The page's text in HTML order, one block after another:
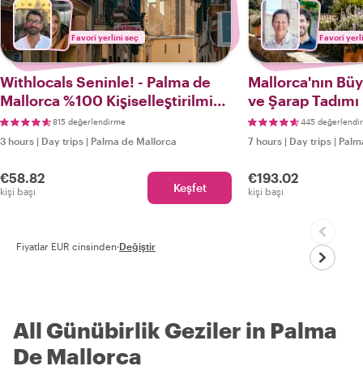
Favori yerlini seç
Withlocals Seninle! - Palma de
Mallorca %100 Kişiselleştirilmiş
Şehir Turu815 değerlendirme
3 hours | Day trips | Palma de Mallorca
€58.82
kişi başı Keşfet
Favori
Mallorca'nın
ve Şarap
Köyleri 445
7 hours | Day trips |
€193.02
kişi başı
Fiyatlar EUR cinsinden·Değiştir
All Günübirlik Geziler in Palma
De Mallorca